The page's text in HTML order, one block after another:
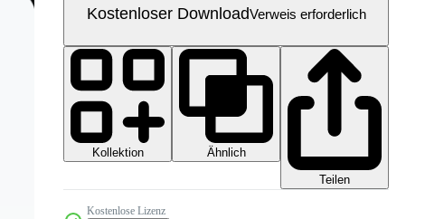
Kostenloser DownloadVerweis erforderlich
Kollektion
Ähnlich
Teilen
Kostenlose Lizenz